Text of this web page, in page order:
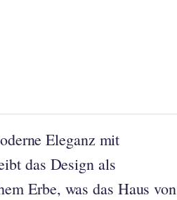
Eleganz mit
das Design als
Erbe, was das Haus von